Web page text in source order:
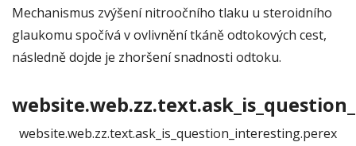
Mechanismus zvýšení nitroočního tlaku u steroidního
glaukomu spočívá v ovlivnění tkáně odtokových cest,
následně dojde je zhoršení snadnosti odtoku.
website.web.zz.text.ask_is_question_interesting.perex